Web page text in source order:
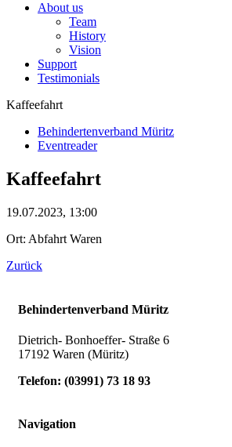
About us
Team
History
Vision
Support
Testimonials
Kaffeefahrt
Behindertenverband Müritz
Eventreader
Kaffeefahrt
19.07.2023, 13:00
Ort: Abfahrt Waren
Zurück
Behindertenverband Müritz
Dietrich- Bonhoeffer- Straße 6
17192 Waren (Müritz)
Telefon: (03991) 73 18 93
Navigation